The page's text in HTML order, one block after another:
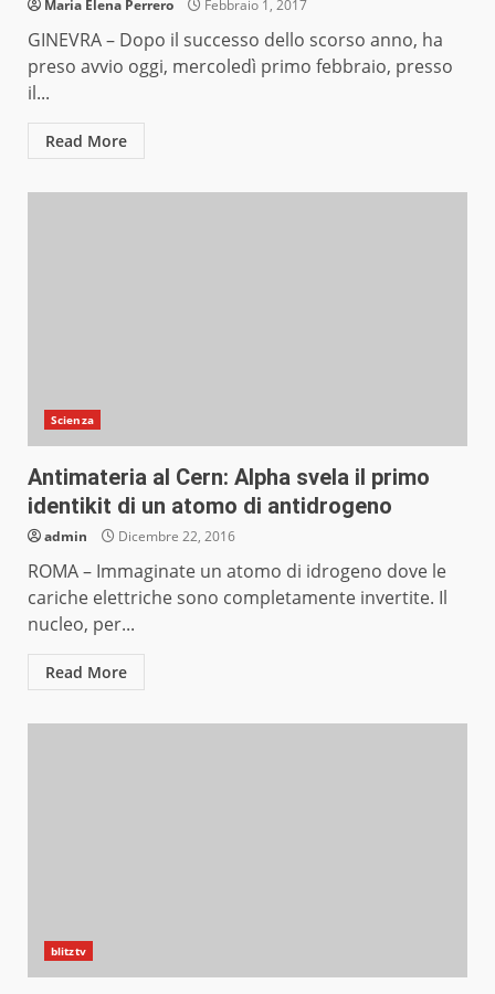
Maria Elena Perrero Febbraio 1, 2017
GINEVRA – Dopo il successo dello scorso anno, ha
preso avvio oggi, mercoledì primo febbraio, presso
il...
Read More
Scienza
Antimateria al Cern: Alpha svela il primo
identikit di un atomo di antidrogeno
admin Dicembre 22, 2016
ROMA – Immaginate un atomo di idrogeno dove le
cariche elettriche sono completamente invertite. Il
nucleo, per...
Read More
blitztv